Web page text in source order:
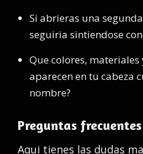
Si abrieras una
seguiria sintiendose
Que colores,
aparecen en tu cabeza
nombre?
Preguntas frecuentes
Aqui tienes las dudas